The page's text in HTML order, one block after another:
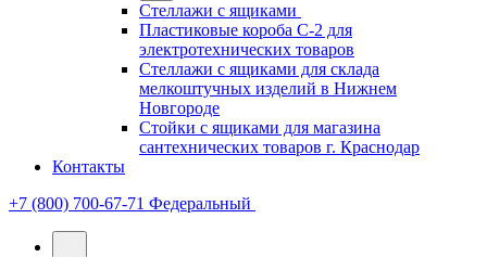
Стеллажи с ящиками
Пластиковые короба С-2 для
электротехнических товаров
Стеллажи с ящиками для склада
мелкоштучных изделий в Нижнем
Новгороде
Стойки с ящиками для магазина
сантехнических товаров г. Краснодар
Контакты
+7 (800) 700-67-71 Федеральный